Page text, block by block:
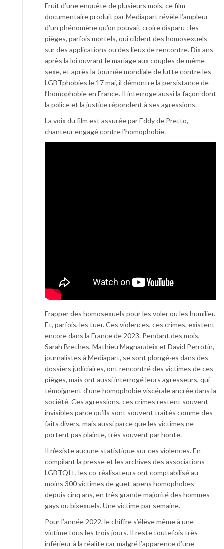
Fruit d’une enquête de plusieurs mois, ce film
documentaire produit par Mediapart révèle l’ampleur
d’un phénomène qu’on pouvait croire disparu : les
pièges, parfois mortels, qui ciblent des homosexuels
sur des applications ou des lieux de rencontre. Dix ans
après la loi ouvrant le mariage aux couples de même
sexe, et après la Journée mondiale de lutte contre les
LGBTphobies le 17 mai, il démontre la persistance de
l’homophobie en France. Il interroge aussi la façon dont
la police et la justice répondent à ses agressions.
La voix du film est assurée par Eddy de Pretto,
chanteur engagé contre l’homophobie.
Frapper des homosexuels pour les voler ou les humilier.
Et, parfois, les tuer. Ces violences, ces crimes, existent
encore dans la France de 2023. Pendant des mois,
Sarah Brethes, Mathieu Magnaudeix et David Perrotin,
journalistes à Mediapart, se sont plongé·es dans des
dossiers judiciaires, ont rencontré des victimes de ces
pièges, mais ont aussi interrogé leurs agresseurs, qui
témoignent d’une homophobie viscérale ancrée dans la
société. Ces agressions, ces crimes restent souvent
invisibles parce qu’ils sont souvent traités comme des
faits divers, mais aussi parce que les victimes ne
portent pas plainte, très souvent par honte.
Il n’existe aucune statistique sur ces violences. En
compilant la presse et les archives des associations
LGBTQI+, les co-réalisateurs ont comptabilisé au
moins 300 victimes de guet-apens homophobes
depuis cinq ans, en très grande majorité des hommes
gays ou bixexuels. Une victime par semaine.
Pour l’année 2022, le chiffre s’élève même à une
victime tous les trois jours. Il reste toutefois très
inférieur à la réalite car malgré l’apparence d’une